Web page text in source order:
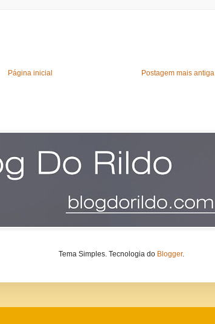
Postagem mais antiga
Página inicial
Tema Simples. Tecnologia do Blogger.